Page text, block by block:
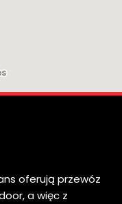
oferują przewóz
a więc z